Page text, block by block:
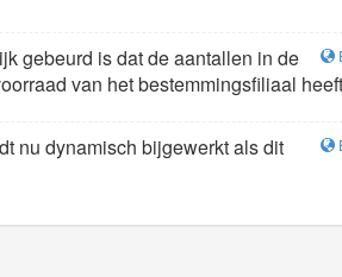
gebeurd is dat de aantallen in de
van het bestemmingsfiliaal
nu dynamisch bijgewerkt als dit